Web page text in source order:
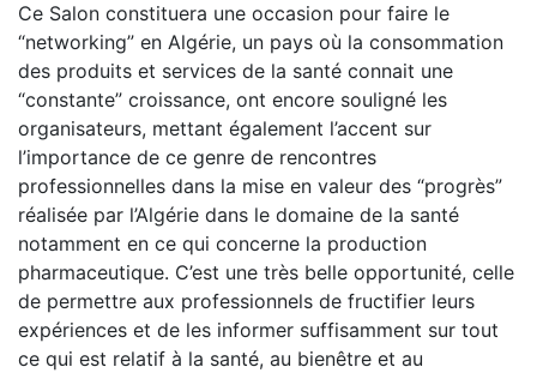
Ce Salon constituera une occasion pour faire le
“networking” en Algérie, un pays où la consommation
des produits et services de la santé connait une
“constante” croissance, ont encore souligné les
organisateurs, mettant également l’accent sur
l’importance de ce genre de rencontres
professionnelles dans la mise en valeur des “progrès”
réalisée par l’Algérie dans le domaine de la santé
notamment en ce qui concerne la production
pharmaceutique. C’est une très belle opportunité, celle
de permettre aux professionnels de fructifier leurs
expériences et de les informer suffisamment sur tout
ce qui est relatif à la santé, au bienêtre et au